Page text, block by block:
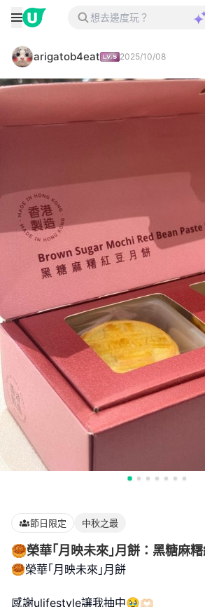
arigatob4eat 2025/10/08
節日限定 中秋之最
🥮榮華｢月映未來｣月餅：黑糖麻
🥮榮華｢月映未來｣月餅
感謝ulifestyle讓我抽中🥹🫶🏻